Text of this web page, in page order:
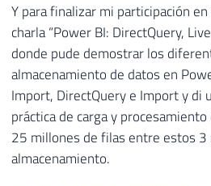
Y para finalizar mi participación
charla “Power BI: DirectQuery,
donde pude demostrar los
almacenamiento de datos en
Import, DirectQuery e Import y di
práctica de carga y
25 millones de filas entre estos 3
almacenamiento.